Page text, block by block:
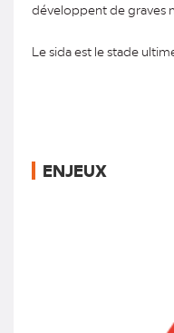
développent de graves
Le sida est le stade
ENJEUX